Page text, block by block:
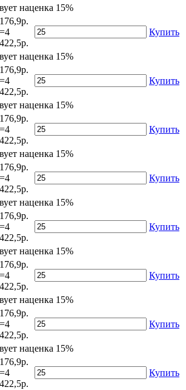
наценка 15%
176,9р.
=4
422,5р.
Купить
наценка 15%
176,9р.
=4
422,5р.
Купить
наценка 15%
176,9р.
=4
422,5р.
Купить
наценка 15%
176,9р.
=4
422,5р.
Купить
наценка 15%
176,9р.
=4
422,5р.
Купить
наценка 15%
176,9р.
=4
422,5р.
Купить
наценка 15%
176,9р.
=4
422,5р.
Купить
наценка 15%
176,9р.
=4
422,5р.
Купить